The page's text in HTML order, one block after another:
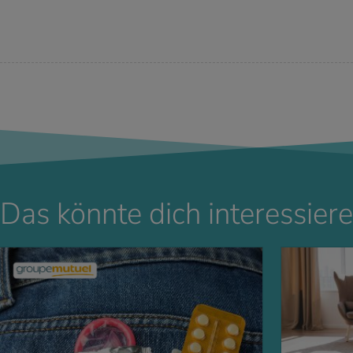
Das könnte dich
ERFAHREN MEHR ERFAHREN